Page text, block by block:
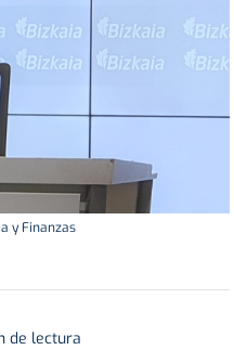
y Finanzas
de lectura